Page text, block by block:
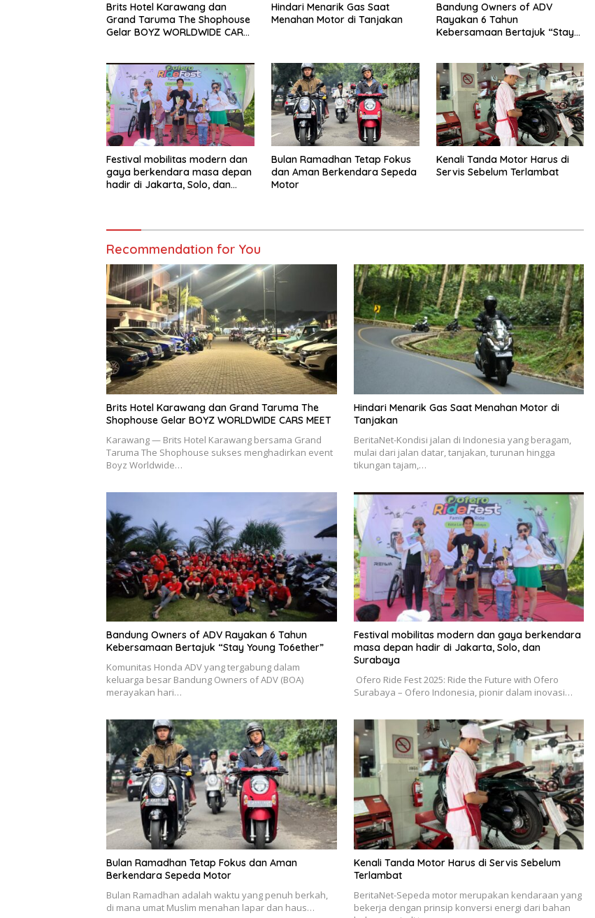
Brits Hotel Karawang dan
Grand Taruma The Shophouse
Gelar BOYZ WORLDWIDE CARS
Hindari Menarik Gas Saat
Menahan Motor di Tanjakan
Bandung Owners of ADV
Rayakan 6 Tahun
Kebersamaan Bertajuk “Stay
Festival mobilitas modern dan
gaya berkendara masa depan
hadir di Jakarta, Solo, dan
Bulan Ramadhan Tetap Fokus
dan Aman Berkendara Sepeda
Motor
Kenali Tanda Motor Harus di
Servis Sebelum Terlambat
Recommendation for You
Brits Hotel Karawang dan Grand Taruma The
Shophouse Gelar BOYZ WORLDWIDE CARS MEET
Karawang — Brits Hotel Karawang bersama Grand
Taruma The Shophouse sukses menghadirkan event
Boyz Worldwide…
Hindari Menarik Gas Saat Menahan Motor di
Tanjakan
BeritaNet-Kondisi jalan di Indonesia yang beragam,
mulai dari jalan datar, tanjakan, turunan hingga
tikungan tajam,…
Bandung Owners of ADV Rayakan 6 Tahun
Kebersamaan Bertajuk “Stay Young To6ether”
Komunitas Honda ADV yang tergabung dalam
keluarga besar Bandung Owners of ADV (BOA)
merayakan hari…
Festival mobilitas modern dan gaya berkendara
masa depan hadir di Jakarta, Solo, dan
Surabaya
Ofero Ride Fest 2025: Ride the Future with Ofero
Surabaya – Ofero Indonesia, pionir dalam inovasi…
Bulan Ramadhan Tetap Fokus dan Aman
Berkendara Sepeda Motor
Bulan Ramadhan adalah waktu yang penuh berkah,
di mana umat Muslim menahan lapar dan haus…
Kenali Tanda Motor Harus di Servis Sebelum
Terlambat
BeritaNet-Sepeda motor merupakan kendaraan yang
bekerja dengan prinsip konversi energi dari bahan